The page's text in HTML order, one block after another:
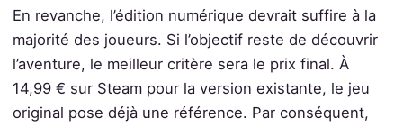
En revanche, l’édition numérique devrait suffire à la
majorité des joueurs. Si l’objectif reste de découvrir
l’aventure, le meilleur critère sera le prix final. À
14,99 € sur Steam pour la version existante, le jeu
original pose déjà une référence. Par conséquent,